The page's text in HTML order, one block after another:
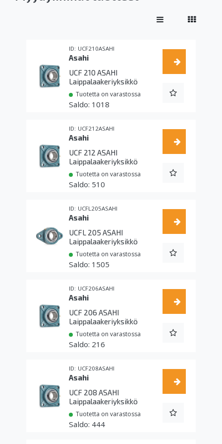
UCF210ASAHI
Asahi
UCF 210 ASAHI
Laippalaakeriyksikkö
Tuotetta on varastossa
1018
UCF212ASAHI
Asahi
UCF 212 ASAHI
Laippalaakeriyksikkö
Tuotetta on varastossa
510
UCFL205ASAHI
Asahi
UCFL 205 ASAHI
Laippalaakeriyksikkö
Tuotetta on varastossa
1505
UCF206ASAHI
Asahi
UCF 206 ASAHI
Laippalaakeriyksikkö
Tuotetta on varastossa
216
UCF208ASAHI
Asahi
UCF 208 ASAHI
Laippalaakeriyksikkö
Tuotetta on varastossa
444